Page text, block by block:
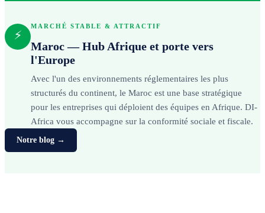
⚡
MARCHÉ STABLE & ATTRACTIF
Maroc — Hub Afrique et porte vers
l'Europe
Avec l'un des environnements réglementaires les plus
structurés du continent, le Maroc est une base stratégique
pour les entreprises qui déploient des équipes en Afrique. DI-
Africa vous accompagne sur la conformité sociale et fiscale.
Notre blog →